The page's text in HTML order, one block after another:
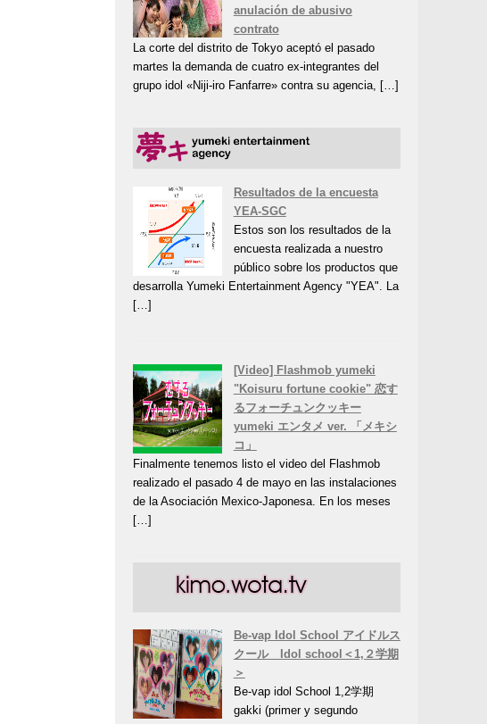
anulación de abusivo
contrato
La corte del distrito de Tokyo aceptó el pasado
martes la demanda de cuatro ex-integrantes del
grupo idol «Niji-iro Fanfarre» contra su agencia, […]
Resultados de la encuesta
YEA-SGC
Estos son los resultados de la
encuesta realizada a nuestro
público sobre los productos que
desarrolla Yumeki Entertainment Agency "YEA". La
[…]
[Video] Flashmob yumeki
"Koisuru fortune cookie" 恋す
るフォーチュンクッキー
yumeki エンタメ ver. 「メキシ
コ」
Finalmente tenemos listo el video del Flashmob
realizado el pasado 4 de mayo en las instalaciones
de la Asociación Mexico-Japonesa. En los meses
[…]
Be-vap Idol School アイドルス
クール Idol school＜1,２学期
＞
Be-vap idol School 1,2学期
gakki (primer y segundo